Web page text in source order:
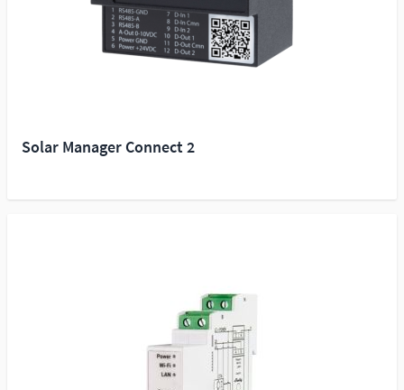
Solar Manager Connect 2